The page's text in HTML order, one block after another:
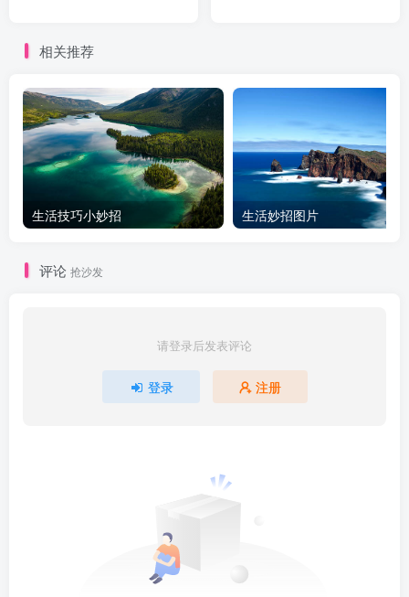
相关推荐
生活技巧小妙招 生活妙招图片
评论 抢沙发
请登录后发表评论
登录 注册